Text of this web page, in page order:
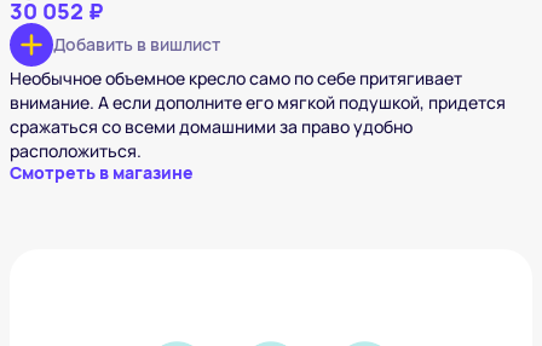
30 052 ₽
Добавить в вишлист
Необычное объемное кресло само по себе притягивает
внимание. А если дополните его мягкой подушкой, придется
сражаться со всеми домашними за право удобно
расположиться.
Смотреть в магазине